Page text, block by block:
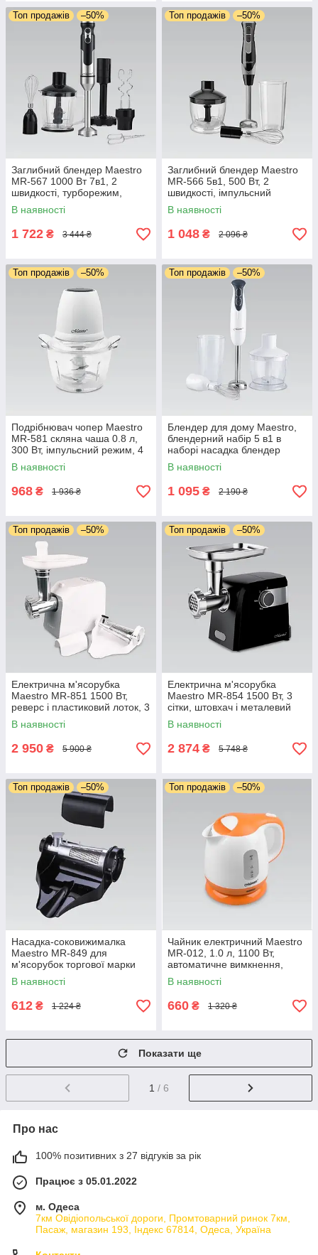
Топ продажів –50%
Заглибний блендер Maestro
MR-567 1000 Вт 7в1, 2
швидкості, турборежим,
чопер 900 мл, насадка для
пюре, віночок, 2 насадки
В наявності
1 722 ₴ 3 444 ₴
Топ продажів –50%
Заглибний блендер Maestro
MR-566 5в1, 500 Вт, 2
швидкості, імпульсний
режим, мірна склянка 600
мл, подрібнювач, віночок
В наявності
1 048 ₴ 2 096 ₴
Топ продажів –50%
Подрібнювач чопер Maestro
MR-581 скляна чаша 0.8 л,
300 Вт, імпульсний режим, 4
ножі з неіржавкої сталі, для
м'яса та овочів
В наявності
968 ₴ 1 936 ₴
Топ продажів –50%
Блендер для дому Maestro,
блендерний набір 5 в1 в
наборі насадка блендер
занурювальний віночок для
збивання
В наявності
1 095 ₴ 2 190 ₴
Топ продажів –50%
Електрична м'ясорубка
Maestro MR-851 1500 Вт,
реверс і пластиковий лоток, 3
сітки, набір насадок для
фаршу, соку, ковбас
В наявності
2 950 ₴ 5 900 ₴
Топ продажів –50%
Електрична м'ясорубка
Maestro MR-854 1500 Вт, 3
сітки, штовхач і металевий
лоток, з функцією реверс і
насадками для ковбас
В наявності
2 874 ₴ 5 748 ₴
Топ продажів –50%
Насадка-соковижималка
Maestro MR-849 для
м'ясорубок торгової марки
маестро, сумісна з моделями
МР-850, 851, 854, 855
В наявності
612 ₴ 1 224 ₴
Топ продажів –50%
Чайник електричний Maestro
MR-012, 1.0 л, 1100 Вт,
автоматичне вимкнення,
прихований нагрівач
В наявності
660 ₴ 1 320 ₴
Показати ще
1 / 6
Про нас
100% позитивних з 27 відгуків за рік
Працює з 05.01.2022
м. Одеса
7км Овідіопольської дороги, Промтоварний ринок 7км,
Пасаж, магазин 193, Індекс 67814, Одеса, Україна